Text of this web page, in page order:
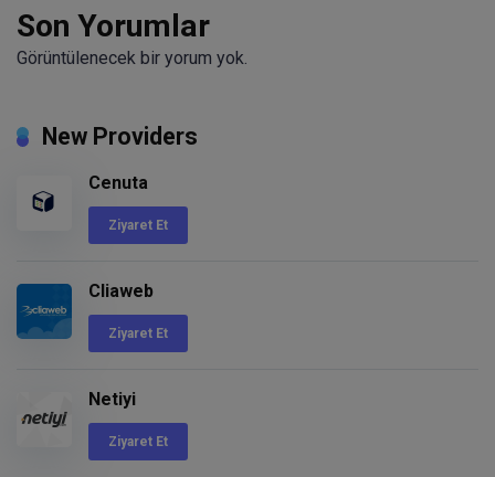
Son Yorumlar
Görüntülenecek bir yorum yok.
New Providers
Cenuta
Ziyaret Et
Cliaweb
Ziyaret Et
Netiyi
Ziyaret Et